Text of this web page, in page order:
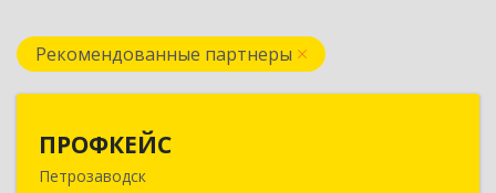
Рекомендованные партнеры
ПРОФКЕЙС
Петрозаводск
185035, Карелия Респ, Петрозаводск г, Красная